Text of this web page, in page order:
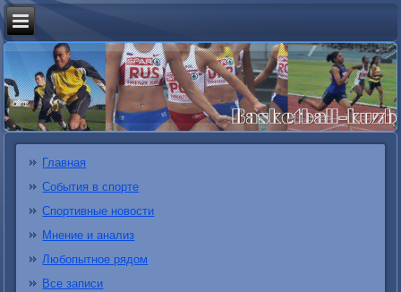
Главная
События в спорте
Спортивные новости
Мнение и анализ
Любопытное рядом
Все записи